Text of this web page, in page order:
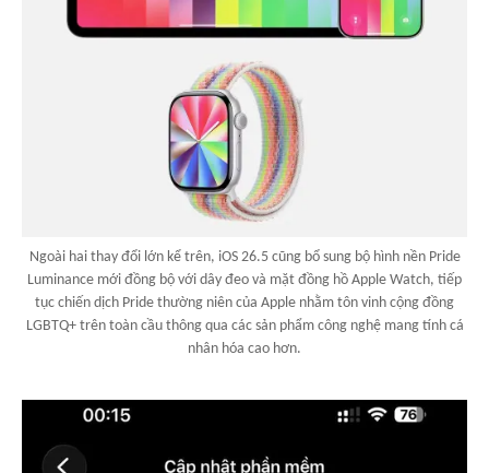
Ngoài hai thay đổi lớn kể trên, iOS 26.5 cũng bổ sung bộ hình nền Pride
Luminance mới đồng bộ với dây đeo và mặt đồng hồ Apple Watch, tiếp
tục chiến dịch Pride thường niên của Apple nhằm tôn vinh cộng đồng
LGBTQ+ trên toàn cầu thông qua các sản phẩm công nghệ mang tính cá
nhân hóa cao hơn.